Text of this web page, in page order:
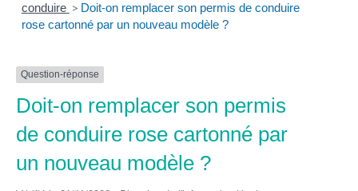
conduire > Doit-on remplacer son permis de conduire
rose cartonné par un nouveau modèle ?
Question-réponse
Doit-on remplacer son permis
de conduire rose cartonné par
un nouveau modèle ?